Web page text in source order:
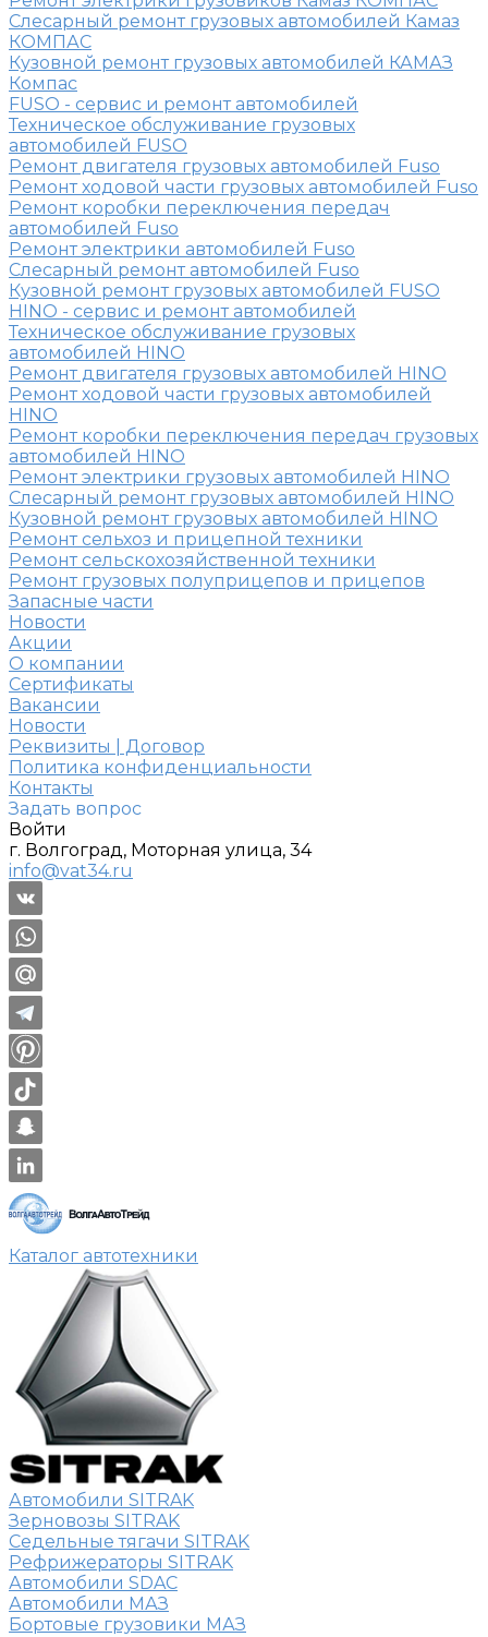
Слесарный ремонт грузовых автомобилей Камаз
КОМПАС
Кузовной ремонт грузовых автомобилей КАМАЗ
Компас
FUSO - сервис и ремонт автомобилей
Техническое обслуживание грузовых
автомобилей FUSO
Ремонт двигателя грузовых автомобилей Fuso
Ремонт ходовой части грузовых автомобилей Fuso
Ремонт коробки переключения передач
автомобилей Fuso
Ремонт электрики автомобилей Fuso
Слесарный ремонт автомобилей Fuso
Кузовной ремонт грузовых автомобилей FUSO
HINO - сервис и ремонт автомобилей
Техническое обслуживание грузовых
автомобилей HINO
Ремонт двигателя грузовых автомобилей HINO
Ремонт ходовой части грузовых автомобилей
HINO
Ремонт коробки переключения передач грузовых
автомобилей HINO
Ремонт электрики грузовых автомобилей HINO
Слесарный ремонт грузовых автомобилей HINO
Кузовной ремонт грузовых автомобилей HINO
Ремонт сельхоз и прицепной техники
Ремонт сельскохозяйственной техники
Ремонт грузовых полуприцепов и прицепов
Запасные части
Новости
Акции
О компании
Сертификаты
Вакансии
Новости
Реквизиты | Договор
Политика конфиденциальности
Контакты
Задать вопрос
Войти
г. Волгоград, Моторная улица, 34
info@vat34.ru
Каталог автотехники
Автомобили SITRAK
Зерновозы SITRAK
Седельные тягачи SITRAK
Рефрижераторы SITRAK
Автомобили SDAC
Автомобили МАЗ
Бортовые грузовики МАЗ